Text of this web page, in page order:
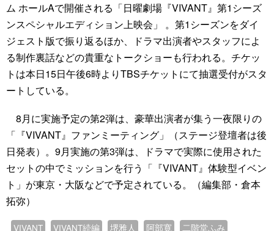
ム ホールAで開催される「日曜劇場『VIVANT』第1シーズ
ンスペシャルエディション上映会」 。第1シーズンをダイ
ジェスト版で振り返るほか、ドラマ出演者やスタッフによ
る制作裏話などの貴重なトークショーも行われる。チケッ
トは本日15日午後6時よりTBSチケットにて抽選受付がスタ
ートしている。
8月に実施予定の第2弾は、豪華出演者が集う一夜限りの
「『VIVANT』ファンミーティング」（ステージ登壇者は後
日発表）。9月実施の第3弾は、ドラマで実際に使用された
セットの中でミッションを行う「『VIVANT』体験型イベン
ト」が東京・大阪などで予定されている。（編集部・倉本
拓弥）
VIVANT VIVANT続編 堺雅人 阿部寛 二階堂ふみ